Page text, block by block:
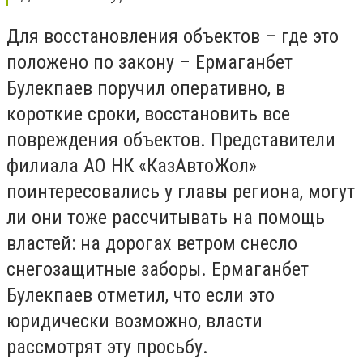
Для восстановления объектов – где это
положено по закону – Ермаганбет
Булекпаев поручил оперативно, в
короткие сроки, восстановить все
повреждения объектов. Представители
филиала АО НК «КазАвтоЖол»
поинтересовались у главы региона, могут
ли они тоже рассчитывать на помощь
властей: на дорогах ветром снесло
снегозащитные заборы. Ермаганбет
Булекпаев отметил, что если это
юридически возможно, власти
рассмотрят эту просьбу.